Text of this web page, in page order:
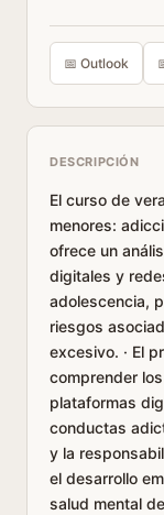
📅 Outlook
DESCRIPCIÓN
El curso de
menores:
ofrece un
digitales y
adolescencia,
riesgos
excesivo. · El
comprender
plataformas
conductas
y la
el desarrollo
salud mental